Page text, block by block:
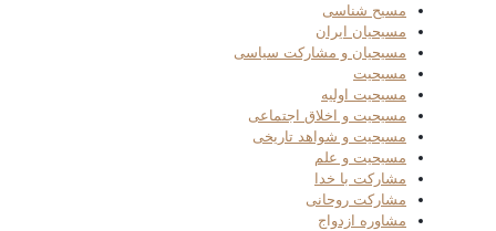
مسیح شناسی
مسیحیان ایران
مسیحیان و مشارکت سیاسی
مسیحیت
مسیحیت اولیه
مسیحیت و اخلاق اجتماعی
مسیحیت و شواهد تاریخی
مسیحیت و علم
مشارکت با خدا
مشارکت روحانی
مشاوره ازدواج